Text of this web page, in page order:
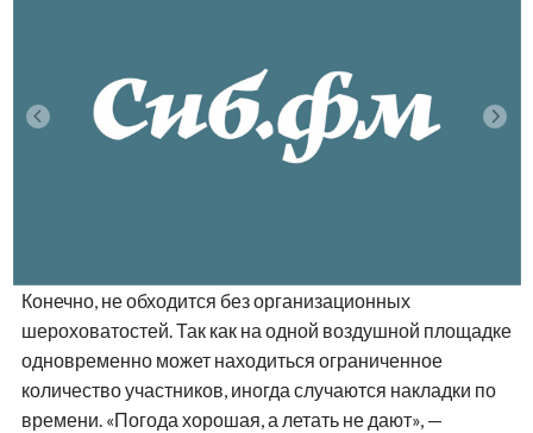
Конечно, не обходится без организационных
шероховатостей. Так как на одной воздушной площадке
одновременно может находиться ограниченное
количество участников, иногда случаются накладки по
времени. «Погода хорошая, а летать не дают», —